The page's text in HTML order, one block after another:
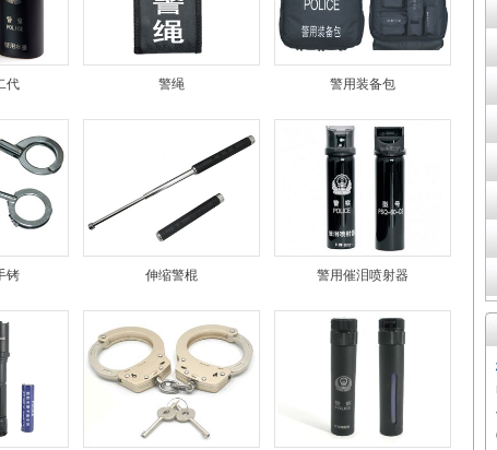
代 警绳 警用装备包
铐 伸缩警棍 警用催泪喷射器